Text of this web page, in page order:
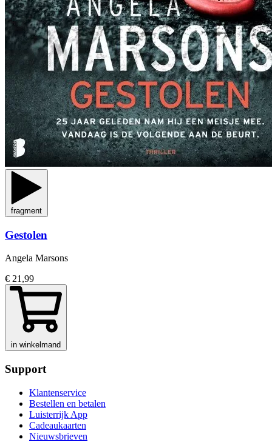
fragment
Gestolen
Angela Marsons
€ 21,99
in winkelmand
Support
Klantenservice
Bestellen en betalen
Luisterrijk App
Cadeaukaarten
Nieuwsbrieven